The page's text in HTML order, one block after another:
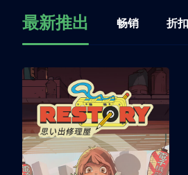
最新推出 畅销 折扣